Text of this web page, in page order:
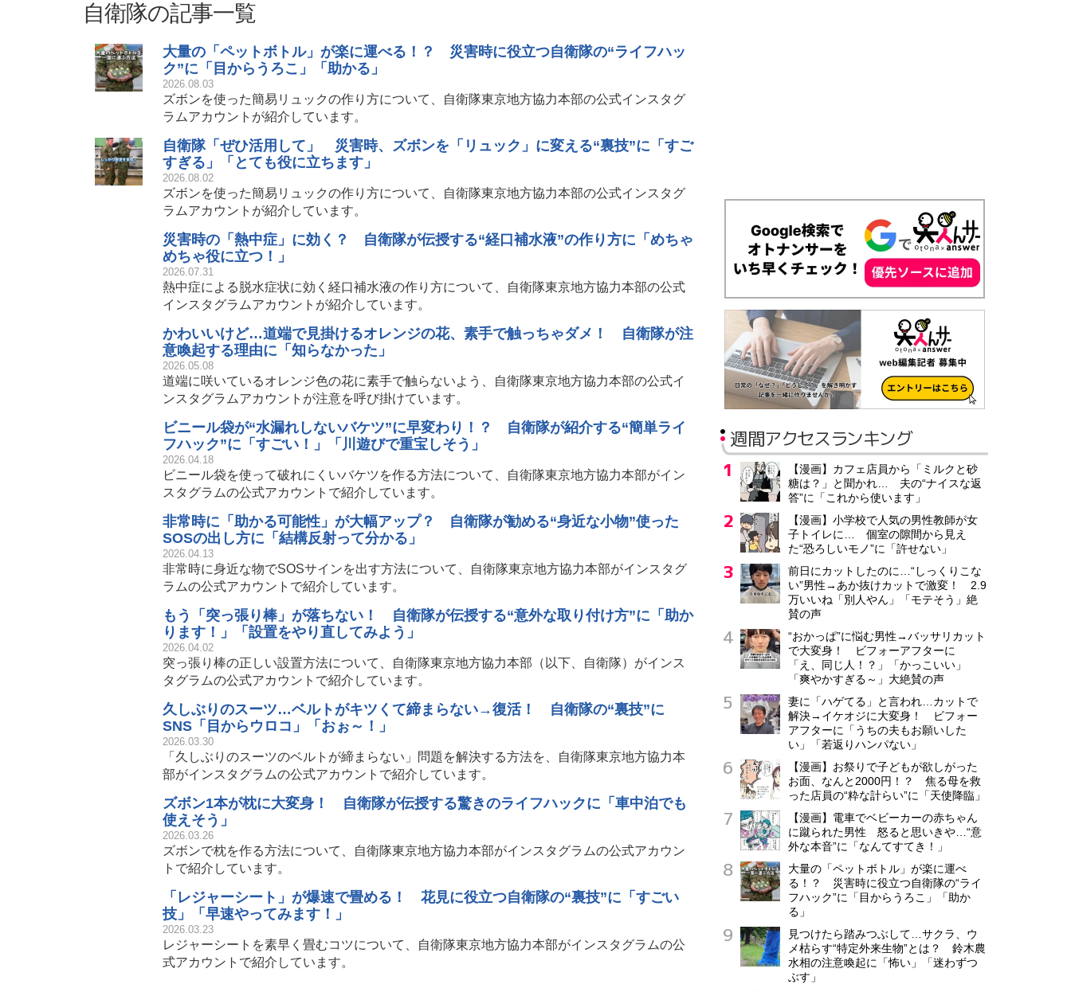
自衛隊の記事一覧
大量の「ペットボトル」が楽に運べる！？ 災害時に役立つ自衛隊の“ライフハッ
ク”に「目からうろこ」「助かる」
2026.08.03
ズボンを使った簡易リュックの作り方について、自衛隊東京地方協力本部の公式インスタグ
ラムアカウントが紹介しています。
自衛隊「ぜひ活用して」 災害時、ズボンを「リュック」に変える“裏技”に「すご
すぎる」「とても役に立ちます」
2026.08.02
ズボンを使った簡易リュックの作り方について、自衛隊東京地方協力本部の公式インスタグ
ラムアカウントが紹介しています。
災害時の「熱中症」に効く？ 自衛隊が伝授する“経口補水液”の作り方に「めちゃ
めちゃ役に立つ！」
2026.07.31
熱中症による脱水症状に効く経口補水液の作り方について、自衛隊東京地方協力本部の公式
インスタグラムアカウントが紹介しています。
かわいいけど…道端で見掛けるオレンジの花、素手で触っちゃダメ！ 自衛隊が注
意喚起する理由に「知らなかった」
2026.05.08
道端に咲いているオレンジ色の花に素手で触らないよう、自衛隊東京地方協力本部の公式イ
ンスタグラムアカウントが注意を呼び掛けています。
ビニール袋が“水漏れしないバケツ”に早変わり！？ 自衛隊が紹介する“簡単ライ
フハック”に「すごい！」「川遊びで重宝しそう」
2026.04.18
ビニール袋を使って破れにくいバケツを作る方法について、自衛隊東京地方協力本部がイン
スタグラムの公式アカウントで紹介しています。
非常時に「助かる可能性」が大幅アップ？ 自衛隊が勧める“身近な小物”使った
SOSの出し方に「結構反射って分かる」
2026.04.13
非常時に身近な物でSOSサインを出す方法について、自衛隊東京地方協力本部がインスタグ
ラムの公式アカウントで紹介しています。
もう「突っ張り棒」が落ちない！ 自衛隊が伝授する“意外な取り付け方”に「助か
ります！」「設置をやり直してみよう」
2026.04.02
突っ張り棒の正しい設置方法について、自衛隊東京地方協力本部（以下、自衛隊）がインス
タグラムの公式アカウントで紹介しています。
久しぶりのスーツ…ベルトがキツくて締まらない→復活！ 自衛隊の“裏技”に
SNS「目からウロコ」「おぉ～！」
2026.03.30
「久しぶりのスーツのベルトが締まらない」問題を解決する方法を、自衛隊東京地方協力本
部がインスタグラムの公式アカウントで紹介しています。
ズボン1本が枕に大変身！ 自衛隊が伝授する驚きのライフハックに「車中泊でも
使えそう」
2026.03.26
ズボンで枕を作る方法について、自衛隊東京地方協力本部がインスタグラムの公式アカウン
トで紹介しています。
「レジャーシート」が爆速で畳める！ 花見に役立つ自衛隊の“裏技”に「すごい
技」「早速やってみます！」
2026.03.23
レジャーシートを素早く畳むコツについて、自衛隊東京地方協力本部がインスタグラムの公
式アカウントで紹介しています。
週間アクセスランキング
【漫画】カフェ店員から「ミルクと砂
糖は？」と聞かれ… 夫の“ナイスな返
答”に「これから使います」
【漫画】小学校で人気の男性教師が女
子トイレに… 個室の隙間から見え
た“恐ろしいモノ”に「許せない」
前日にカットしたのに…“しっくりこな
い”男性→あか抜けカットで激変！ 2.9
万いいね「別人やん」「モテそう」絶
賛の声
“おかっぱ”に悩む男性→バッサリカット
で大変身！ ビフォーアフターに
「え、同じ人！？」「かっこいい」
「爽やかすぎる～」大絶賛の声
妻に「ハゲてる」と言われ…カットで
解決→イケオジに大変身！ ビフォー
アフターに「うちの夫もお願いした
い」「若返りハンパない」
【漫画】お祭りで子どもが欲しがった
お面、なんと2000円！？ 焦る母を救
った店員の“粋な計らい”に「天使降臨」
【漫画】電車でベビーカーの赤ちゃん
に蹴られた男性 怒ると思いきや…“意
外な本音”に「なんてすてき！」
大量の「ペットボトル」が楽に運べ
る！？ 災害時に役立つ自衛隊の“ライ
フハック”に「目からうろこ」「助か
る」
見つけたら踏みつぶして…サクラ、ウ
メ枯らす“特定外来生物”とは？ 鈴木農
水相の注意喚起に「怖い」「迷わずつ
ぶす」